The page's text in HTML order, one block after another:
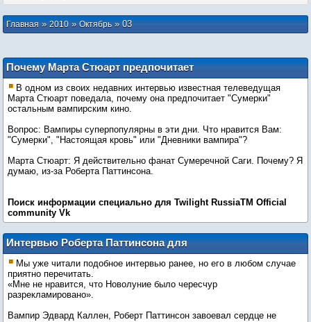
Главная»2010 » Октябрь » 03
Почему Марта Стюарт предпочитает
"Сумерки"?
В одном из своих недавних интервью известная телеведущая
Марта Стюарт поведала, почему она предпочитает "Сумерки"
остальным вампирским кино.
Вопрос: Вампиры суперпопулярны в эти дни. Что нравится Вам:
"Сумерки", "Настоящая кровь" или "Дневники вампира"?
Марта Стюарт: Я действительно фанат Сумеречной Саги. Почему? Я
думаю, из-за Роберта Паттинсона.
Поиск информации специально для Twilight RussiaTM Оfficial
community Vk
Интервью Роберта Паттинсона для
Dutch Eclipse Mag.
Мы уже читали подобное интервью ранее, но его в любом случае
приятно перечитать.
«Мне не нравится, что Новолуние было чересчур
разрекламировано».
Вампир Эдвард Каллен, Роберт Паттинсон завоевал сердце не